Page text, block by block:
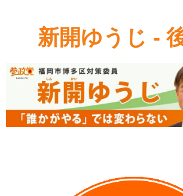
新開ゆうじ -